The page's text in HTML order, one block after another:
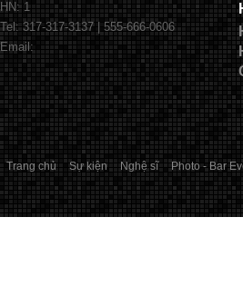
HN: 1
Tel: 317-317-3137 | 555-666-0606
Email:
Trang chủ Sự kiện Nghệ sĩ Photo - Bar